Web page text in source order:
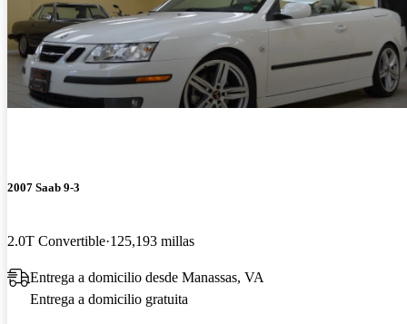
2007 Saab 9-3
2.0T Convertible 125,193 millas
Entrega a domicilio desde Manassas, VA
Entrega a domicilio gratuita